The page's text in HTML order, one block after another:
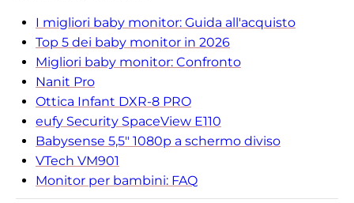
I migliori baby monitor: Guida all'acquisto
Top 5 dei baby monitor in 2026
Migliori baby monitor: Confronto
Nanit Pro
Ottica Infant DXR-8 PRO
eufy Security SpaceView E110
Babysense 5,5" 1080p a schermo diviso
VTech VM901
Monitor per bambini: FAQ